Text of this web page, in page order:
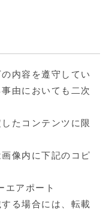
内容を遵守してい
由においても二次
たコンテンツに限
像内に下記のコピ
アポート
る場合には、転載